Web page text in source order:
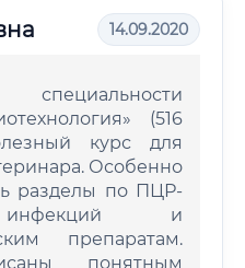
14.09.2020
(516
курс для
Особенно
разделы по ПЦР-
инфекций и
препаратам.
понятным